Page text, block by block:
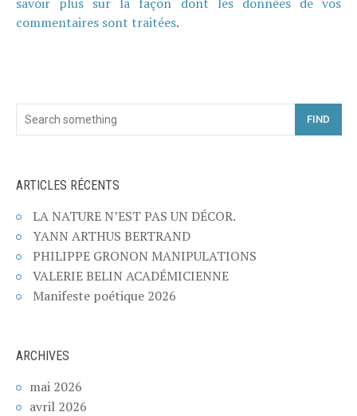
commentaires sont traitées.
FIND
ARTICLES RÉCENTS
LA NATURE N’EST PAS UN DÉCOR.
YANN ARTHUS BERTRAND
PHILIPPE GRONON MANIPULATIONS
VALERIE BELIN ACADÉMICIENNE
Manifeste poétique 2026
ARCHIVES
mai 2026
avril 2026